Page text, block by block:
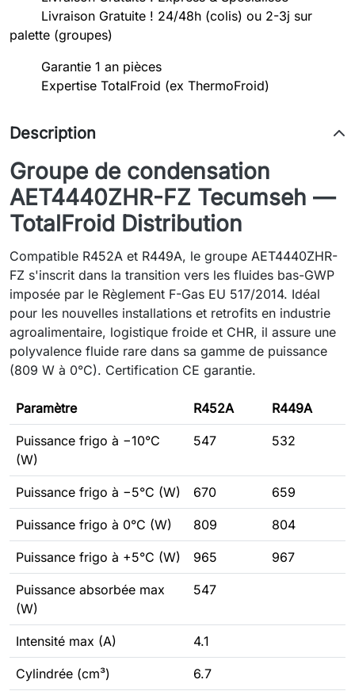
Livraison Gratuite ! 24/48h (colis) ou 2-3j sur
palette (groupes)
Garantie 1 an pièces
Expertise TotalFroid (ex ThermoFroid)
Description
Groupe de condensation
AET4440ZHR-FZ Tecumseh —
TotalFroid Distribution
Compatible R452A et R449A, le groupe AET4440ZHR-
FZ s'inscrit dans la transition vers les fluides bas-GWP
imposée par le Règlement F-Gas EU 517/2014. Idéal
pour les nouvelles installations et retrofits en industrie
agroalimentaire, logistique froide et CHR, il assure une
polyvalence fluide rare dans sa gamme de puissance
(809 W à 0°C). Certification CE garantie.
Paramètre R452A R449A
Puissance frigo à −10°C
(W)
547 532
Puissance frigo à −5°C (W) 670 659
Puissance frigo à 0°C (W) 809 804
Puissance frigo à +5°C (W) 965 967
Puissance absorbée max
(W)
547
Intensité max (A) 4.1
Cylindrée (cm³) 6.7